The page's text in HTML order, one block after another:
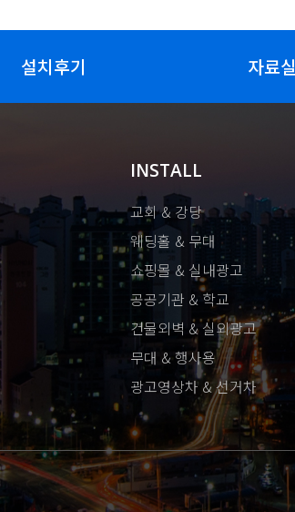
설치후기 자료실
INSTALL
교회 & 강당
웨딩홀 & 무대
쇼핑몰 & 실내광고
공공기관 & 학교
건물외벽 & 실외광고
무대 & 행사용
광고영상차 & 선거차